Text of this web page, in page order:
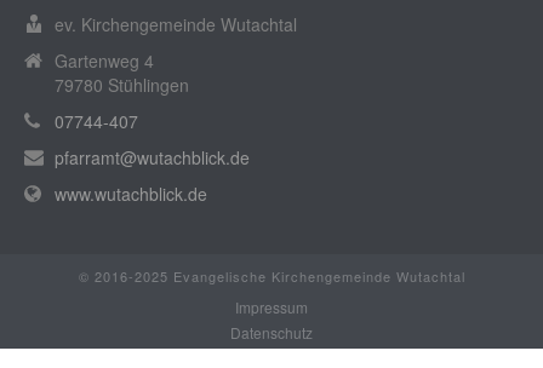
ev. Kirchengemeinde Wutachtal
Gartenweg 4
79780 Stühlingen
07744-407
pfarramt@wutachblick.de
www.wutachblick.de
© 2016-2025 Evangelische Kirchengemeinde Wutachtal
Impressum
Datenschutz